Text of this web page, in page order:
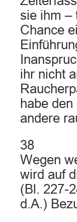
sie ihm –
Chance
ihr nicht
habe
andere
38
Wegen
wird auf
(Bl. 227-
d.A.)